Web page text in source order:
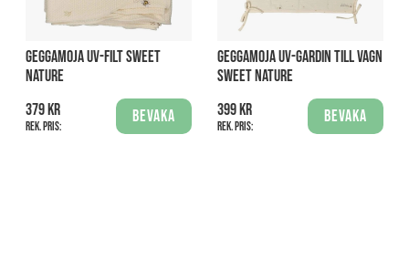
GEGGAMOJA UV-FILT SWEET
NATURE
379 kr
Rek. pris:
Bevaka
GEGGAMOJA UV-GARDIN TILL VAGN
SWEET NATURE
399 kr
Rek. pris:
Bevaka